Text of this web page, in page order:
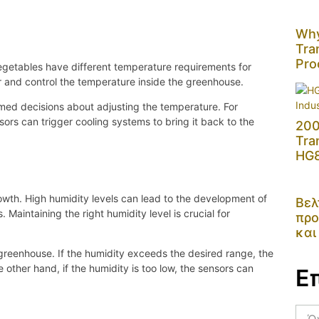
have different temperature requirements for
control the temperature inside the greenhouse.
decisions about adjusting the temperature. For
can trigger cooling systems to bring it back to the
High humidity levels can lead to the development of
Maintaining the right humidity level is crucial for
If the humidity exceeds the desired range, the
hand, if the humidity is too low, the sensors can